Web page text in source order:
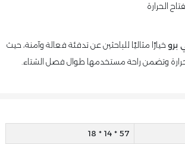
الحرارة
بروخيارًا مثاليًا للباحثين عن تدفئة فعالة وآمنة، حيث
وتضمن راحة مستخدمها طوال فصل الشتاء.
57 * 14 * 18